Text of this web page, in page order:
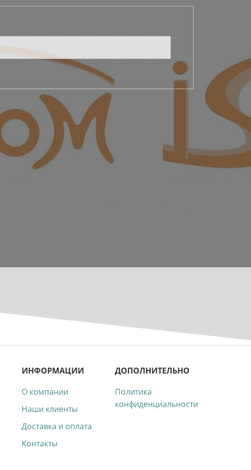
ИНФОРМАЦИИ
О компании
Наши клиенты
Доставка и оплата
Контакты
ДОПОЛНИТЕЛЬНО
Политика
конфиденциальности